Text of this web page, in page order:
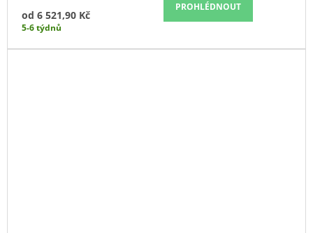
od 6 521,90 Kč
PROHLÉDNOUT
5-6 týdnů